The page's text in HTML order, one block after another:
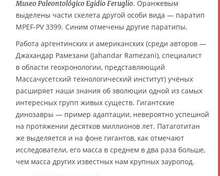
Museo Paleontológico Egidio Feruglio. Оранжевым
выделены части скелета другой особи вида — паратип
MPEF-PV 3399. Синим отмечены другие паратипы.
Работа аргентинских и американских (среди авторов —
Джахандар Рамезани (Jahandar Ramezani), специалист
в области геохронологии, представляющий
Массачусетский технологический институт) учёных
расширяет наши знания об эволюции одной из самых
интересных групп живых существ. Гигантские
динозавры — пример адаптации, невероятно успешной
на протяжении десятков миллионов лет. Патаготитан
же выделяется и на фоне гигантов, как отмечают
исследователи, его масса в среднем в два раза больше,
чем масса других известных нам крупных зауропод.